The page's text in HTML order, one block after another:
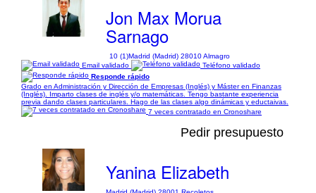
Jon Max Morua
Sarnago
10 (1)Madrid (Madrid) 28010 Almagro
Email validado
Teléfono validado
Responde rápido
Grado en Administración y Dirección de Empresas (Inglés) y Máster en Finanzas
(Inglés). Imparto clases de inglés y/o matemáticas. Tengo bastante experiencia
previa dando clases particulares. Hago de las clases algo dinámicas y eductaivas.
7 veces contratado en Cronoshare
Pedir presupuesto
Yanina Elizabeth